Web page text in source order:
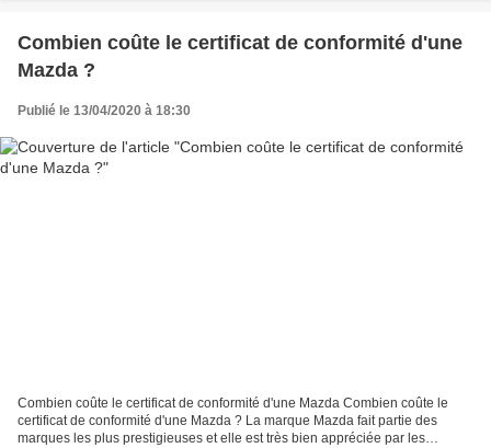
Combien coûte le certificat de conformité d'une
Mazda ?
Publié le 13/04/2020 à 18:30
Combien coûte le certificat de conformité d'une Mazda Combien coûte le
certificat de conformité d'une Mazda ? La marque Mazda fait partie des
marques les plus prestigieuses et elle est très bien appréciée par les